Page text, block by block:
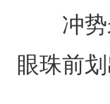
冲势未
眼珠前